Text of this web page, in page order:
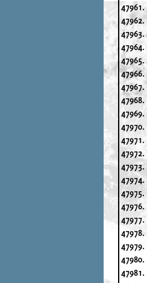
47961.
47962.
47963.
47964.
47965.
47966.
47967.
47968.
47969.
47970.
47971.
47972.
47973.
47974.
47975.
47976.
47977.
47978.
47979.
47980.
47981.